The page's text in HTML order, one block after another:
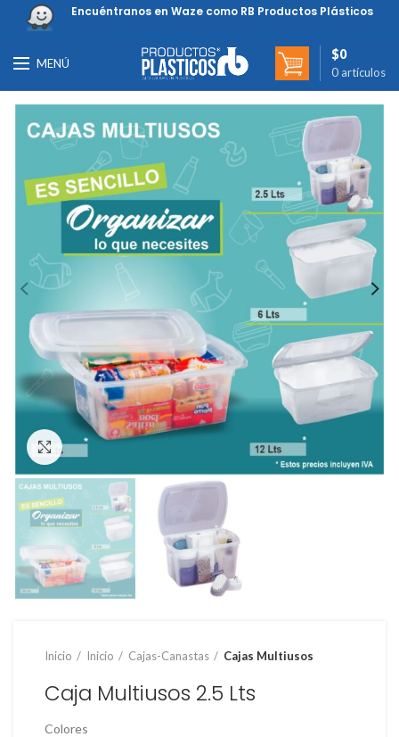
Encuéntranos en Waze como RB Productos Plásticos
MENÚ
0 artículos
$0
Clic para ampliar
Inicio Inicio Cajas-Canastas Cajas Multiusos
Caja Multiusos 2.5 Lts
Colores